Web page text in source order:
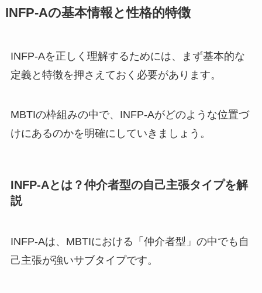
INFP-Aの基本情報と性格的特徴
INFP-Aを正しく理解するためには、まず基本的な
定義と特徴を押さえておく必要があります。
MBTIの枠組みの中で、INFP-Aがどのような位置づ
けにあるのかを明確にしていきましょう。
INFP-Aとは？仲介者型の自己主張タイプを解
説
INFP-Aは、MBTIにおける「仲介者型」の中でも自
己主張が強いサブタイプです。